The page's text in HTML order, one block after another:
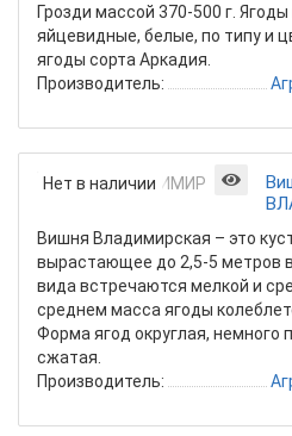
Грозди массой 370-500 г.
яйцевидные, белые, по типу и
ягоды сорта Аркадия.
Производитель:
Нет в наличии
Вишня Владимирская – это
вырастающее до 2,5-5 метров
вида встречаются мелкой и
среднем масса ягоды
Форма ягод округлая, немного
сжатая.
Производитель: